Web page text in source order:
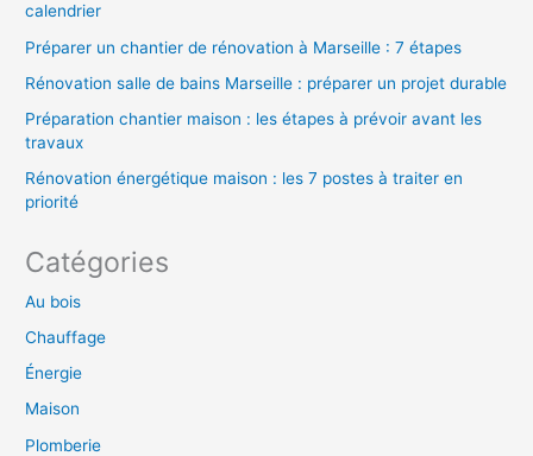
:calendrier
Préparer un chantier de rénovation à Marseille : 7 étapes
Rénovation salle de bains Marseille : préparer un projet durable
Préparation chantier maison : les étapes à prévoir avant les
travaux
Rénovation énergétique maison : les 7 postes à traiter en
priorité
Catégories
Au bois
Chauffage
Énergie
Maison
Plomberie